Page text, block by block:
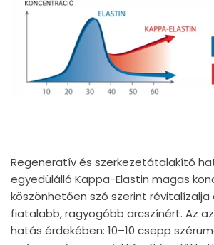
Regeneratív és szerkezetátalakító
egyedülálló Kappa-Elastin magas
köszönhetően szó szerint
fiatalabb, ragyogóbb arcszínért. Az
hatás érdekében: 10–10 csepp